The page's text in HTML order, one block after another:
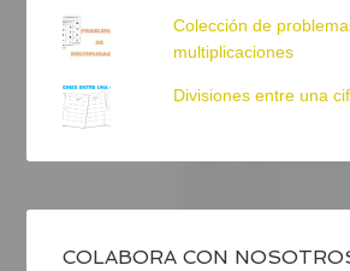
Colección de
multiplicaciones
Divisiones entre una
COLABORA CON